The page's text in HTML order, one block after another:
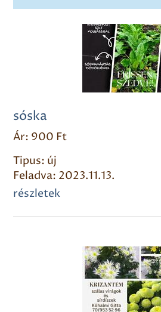
sóska
Ár: 900 Ft
Tipus: új
Feladva: 2023.11.13.
részletek